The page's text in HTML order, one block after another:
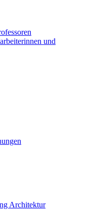
und
Architektur